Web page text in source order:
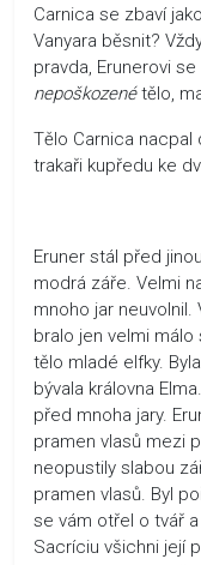
Carnica se zbaví
Vanyara běsnit?
pravda, Erunerovi
nepoškozenétělo,
Tělo Carnica nacpal
trakaři kupředu ke
Eruner stál před
modrá záře. Velmi
mnoho jar
bralo jen velmi
tělo mladé elfky.
bývala královna
před mnoha jary.
pramen vlasů mezi
neopustily slabou
pramen vlasů. Byl
se vám otřel o tvář
Sacríciu všichni její